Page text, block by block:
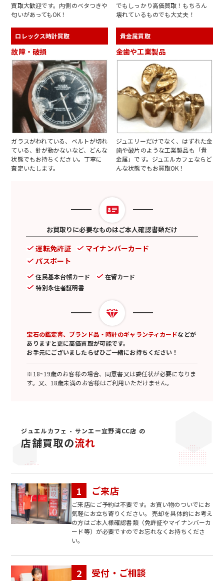
買取大歓迎です。内側のベタつきや
匂いがあってもOK！
でもしっかり高価買取！もちろん
壊れているものでも大丈夫！
ロレックス時計買取
故障・破損
ガラスがわれている、ベルトが切れ
ている、針が動かないなど、どんな
状態でもお持ちください。丁寧に
査定いたします。
貴金属買取
金歯や工業製品
ジュエリーだけでなく、はずれた金
歯や破片のような工業製品も「貴
金属」です。ジュエルカフェならど
んな状態でもお買取OK！
お買取りに必要なものはご本人確認書類だけ
運転免許証
マイナンバーカード
パスポート
住民基本台帳カード
在留カード
特別永住者証明書
宝石の鑑定書、ブランド品・時計のギャランティカードなどが
ありますと更に高価買取が可能です。
お手元にございましたらぜひご一緒にお持ちください！
※18~19歳のお客様の場合、同意書又は委任状が必要になりま
す。又、18歳未満のお客様はご利用いただけません。
ジュエルカフェ - サンエー宜野湾CC店 の
店舗買取の流れ
ご来店
ご来店にご予約は不要です。お買い物のついでにお
気軽にお立ち寄りください。 売却を具体的にお考え
の方はご本人様確認書類（免許証やマイナンバーカ
ード等）が必要ですのでお忘れなくお持ちくださ
い。
受付・ご相談